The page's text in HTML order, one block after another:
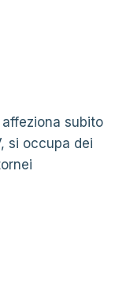
subito
si occupa dei